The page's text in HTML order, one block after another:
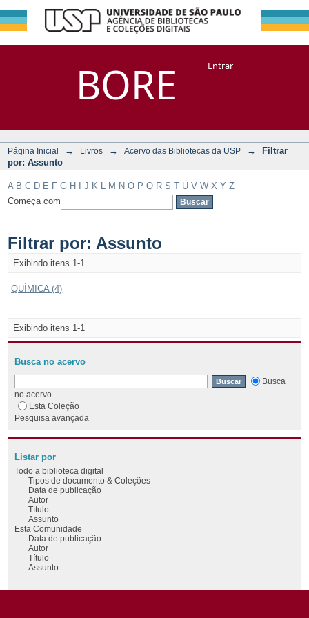
BORE
Filtrar por:
Assunto
DSpace/Manakin + CoriscoEntrar
Página Inicial → Livros → Acervo das Bibliotecas da USP →
Filtrar
por: Assunto
A B C D E F G H J K M N O P Q R S T U V W X Y Z
Começa com
Filtrar por: Assunto
Exibindo itens 1-1
QUÍMICA (4)
Exibindo itens 1-1
Busca no acervo
Busca
no acervo
Esta Coleção
Pesquisa avançada
Listar por
Todo a biblioteca digital
Tipos de documento & Coleções
Data de publicação
Autor
Título
Assunto
Esta Comunidade
Data de publicação
Autor
Título
Assunto